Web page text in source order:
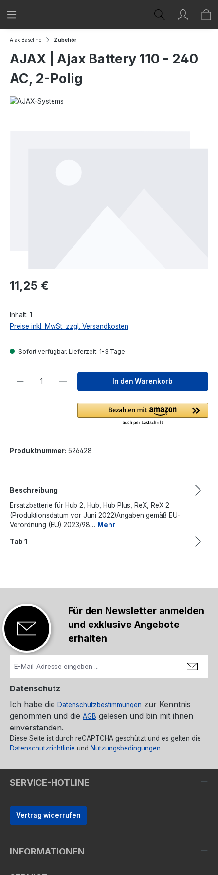
Zum Hauptinhalt springen
Ajax Baseline Zubehör
AJAX | Ajax Battery 110 - 240
AC, 2-Polig
Regulärer Preis:
11,25 €
Inhalt: 1
Preise inkl. MwSt. zzgl. Versandkosten
Sofort verfügbar, Lieferzeit: 1-3 Tage
Produkt Anzahl: Gib denIn den Warenkorb
Produktnummer: 526428
Beschreibung
Ersatzbatterie für Hub 2, Hub, Hub Plus, ReX, ReX 2
(Produktionsdatum vor Juni 2022)Angaben gemäß EU-
Verordnung (EU) 2023/98… Mehr
Tab 1
Für den Newsletter anmelden
und exklusive Angebote
erhalten
Datenschutz
Ich habe die Datenschutzbestimmungen zur Kenntnis
genommen und die AGB gelesen und bin mit ihnen
einverstanden.
Diese Seite ist durch reCAPTCHA geschützt und es gelten die
Datenschutzrichtlinie und Nutzungsbedingungen.
SERVICE-HOTLINE
Vertrag widerrufen
INFORMATIONEN